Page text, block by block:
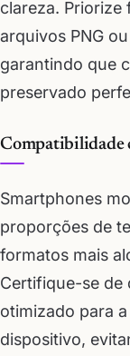
clareza. Priorize
arquivos PNG
garantindo que
preservado
Compatibilidade
Smartphones
proporções de
formatos mais
Certifique-se de
otimizado para
dispositivo,